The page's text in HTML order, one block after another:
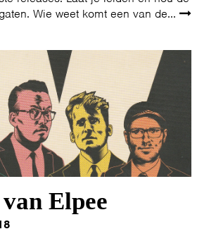
Wie weet komt een van de...
Elpee